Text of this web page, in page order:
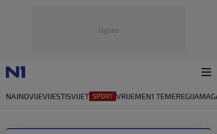
Oglas
NAJNOVIJEVIJESTISVIJET VRIJEMEN1 TEMEREGIJA